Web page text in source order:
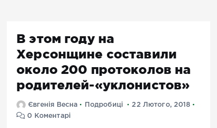
В этом году на
Херсонщине составили
около 200 протоколов на
родителей-«уклонистов»
Євгенія Весна Подробиці
22 Лютого, 2018
0 Коментарі